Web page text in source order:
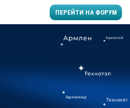
ПЕРЕЙТИ НА ФОРУМ
заводу пластмасс"